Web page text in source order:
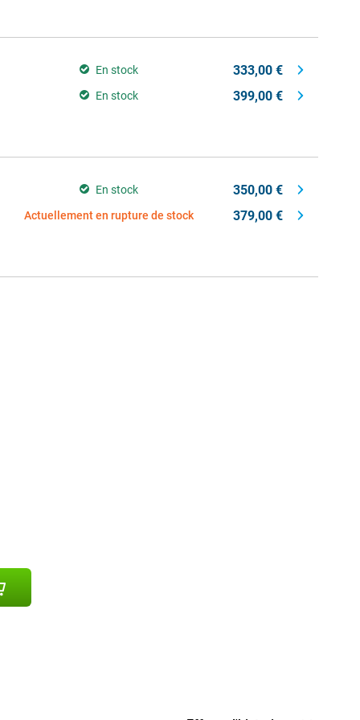
En stock 333,00 €
En stock 399,00 €
En stock 350,00 €
Actuellement en rupture de stock 379,00 €